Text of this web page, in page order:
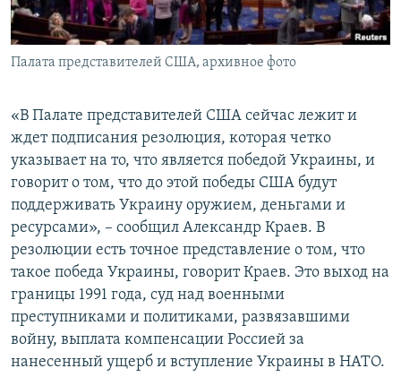
Палата представителей США, архивное фото
«В Палате представителей США сейчас лежит и
ждет подписания резолюция, которая четко
указывает на то, что является победой Украины, и
говорит о том, что до этой победы США будут
поддерживать Украину оружием, деньгами и
ресурсами», – сообщил Александр Краев. В
резолюции есть точное представление о том, что
такое победа Украины, говорит Краев. Это выход на
границы 1991 года, суд над военными
преступниками и политиками, развязавшими
войну, выплата компенсации Россией за
нанесенный ущерб и вступление Украины в НАТО.